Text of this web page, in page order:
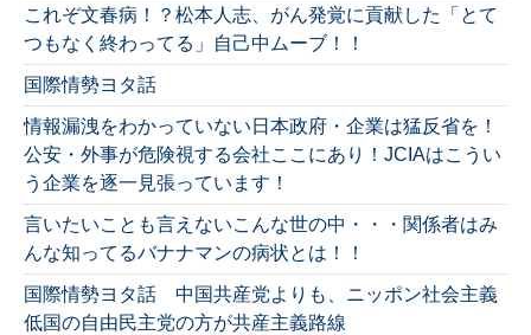
これぞ文春病！？松本人志、がん発覚に貢献した「とて
つもなく終わってる」自己中ムーブ！！
国際情勢ヨタ話
情報漏洩をわかっていない日本政府・企業は猛反省を！
公安・外事が危険視する会社ここにあり！JCIAはこうい
う企業を逐一見張っています！
言いたいことも言えないこんな世の中・・・関係者はみ
んな知ってるバナナマンの病状とは！！
国際情勢ヨタ話 中国共産党よりも、ニッポン社会主義
低国の自由民主党の方が共産主義路線